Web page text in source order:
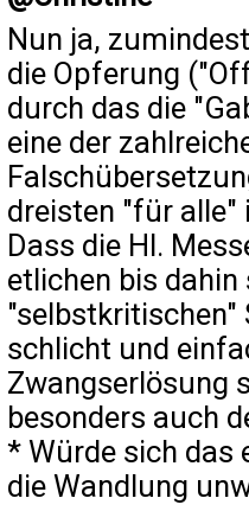
Nun ja,
die Opferung
durch das die
eine der
dreisten "für alle"
Dass die Hl.
etlichen bis
schlicht und
Zwangserlösung
besonders auch
* Würde sich das
die Wandlung